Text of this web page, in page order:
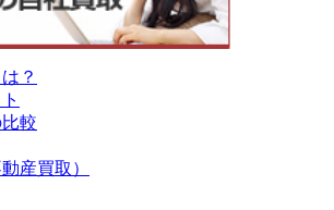
？
較
産買取）